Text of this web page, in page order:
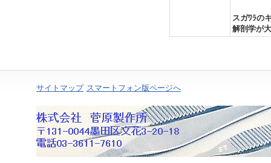
スガﾜﾗ
解剖学が
サイトマップ スマートフォン版ページへ